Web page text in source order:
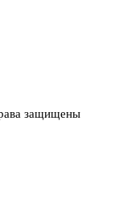
защищены